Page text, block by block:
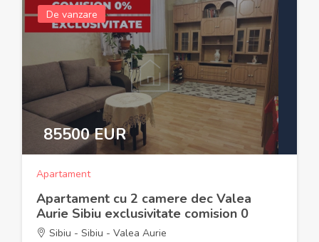
De vanzare
85500 EUR
Apartament
Apartament cu 2 camere dec Valea
Aurie Sibiu exclusivitate comision 0
Sibiu - Sibiu - Valea Aurie